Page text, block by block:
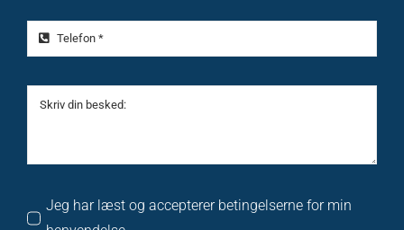
Jeg har læst og accepterer betingelserne for min